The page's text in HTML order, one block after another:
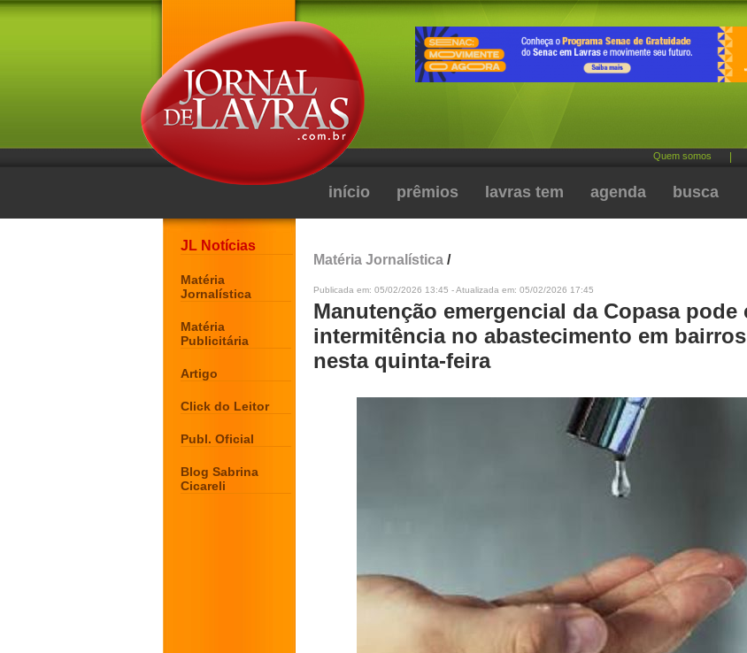
Quem somos
início prêmios lavras tem agenda busca
JL Notícias
Matéria
Jornalística
Matéria
Publicitária
Artigo
Click do Leitor
Publ. Oficial
Blog Sabrina
Cicareli
Matéria Jornalística /
Publicada em: 05/02/2026 13:45 - Atualizada em: 05/02/2026 17:45
Manutenção emergencial da Copasa pode
intermitência no abastecimento em
nesta quinta-feira